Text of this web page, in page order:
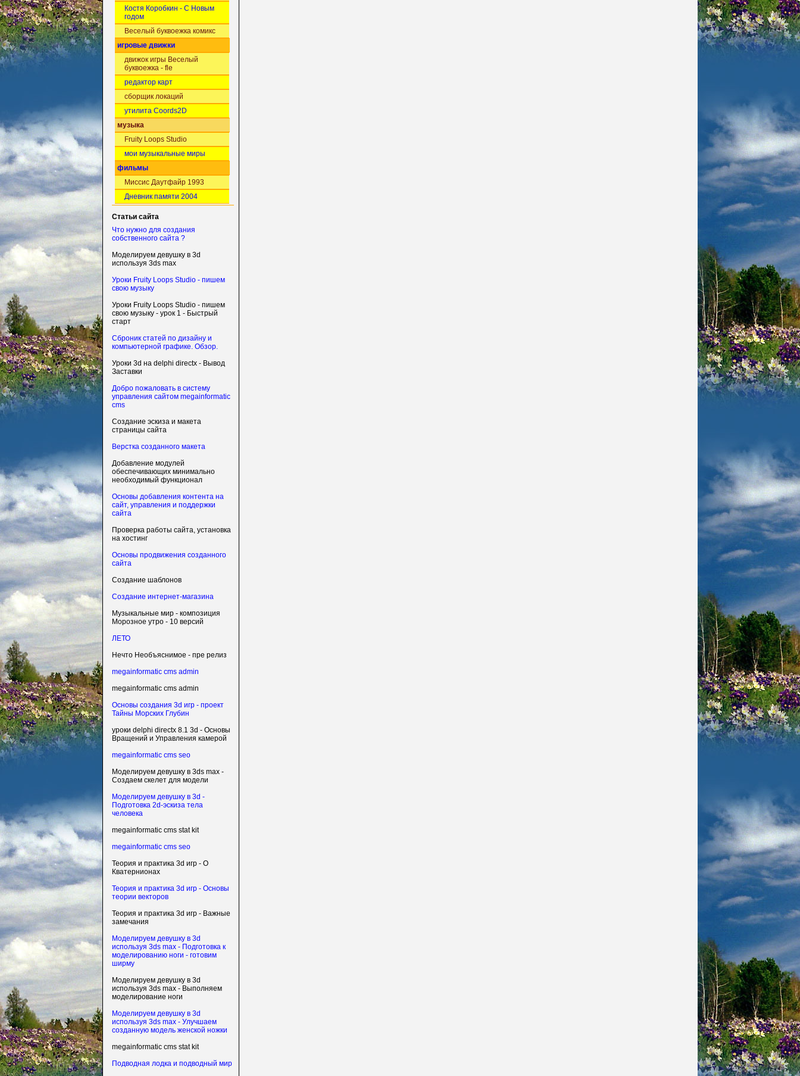
Костя Коробкин - С Новым
годом
Веселый буквоежка комикс
игровые движки
движок игры Веселый
буквоежка - fle
редактор карт
сборщик локаций
утилита Coords2D
музыка
Fruity Loops Studio
мои музыкальные миры
фильмы
Миссис Даутфайр 1993
Дневник памяти 2004
Статьи сайта
Что нужно для создания
собственного сайта ?
Моделируем девушку в 3d
используя 3ds max
Уроки Fruity Loops Studio - пишем
свою музыку
Уроки Fruity Loops Studio - пишем
свою музыку - урок 1 - Быстрый
старт
Сброник статей по дизайну и
компьютерной графике. Обзор.
Уроки 3d на delphi directx - Вывод
Заставки
Добро пожаловать в систему
управления сайтом megainformatic
cms
Создание эскиза и макета
страницы сайта
Верстка созданного макета
Добавление модулей
обеспечивающих минимально
необходимый функционал
Основы добавления контента на
сайт, управления и поддержки
сайта
Проверка работы сайта, установка
на хостинг
Основы продвижения созданного
сайта
Создание шаблонов
Создание интернет-магазина
Музыкальные мир - композиция
Морозное утро - 10 версий
ЛЕТО
Нечто Необъяснимое - пре релиз
megainformatic cms admin
megainformatic cms admin
Основы создания 3d игр - проект
Тайны Морских Глубин
уроки delphi directx 8.1 3d - Основы
Вращений и Управления камерой
megainformatic cms seo
Моделируем девушку в 3ds max -
Создаем скелет для модели
Моделируем девушку в 3d -
Подготовка 2d-эскиза тела
человека
megainformatic cms stat kit
megainformatic cms seo
Теория и практика 3d игр - О
Кватернионах
Теория и практика 3d игр - Основы
теории векторов
Теория и практика 3d игр - Важные
замечания
Моделируем девушку в 3d
используя 3ds max - Подготовка к
моделированию ноги - готовим
ширму
Моделируем девушку в 3d
используя 3ds max - Выполняем
моделирование ноги
Моделируем девушку в 3d
используя 3ds max - Улучшаем
созданную модель женской ножки
megainformatic cms stat kit
Подводная лодка и подводный мир